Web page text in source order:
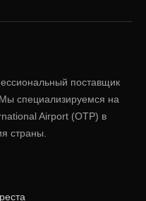
поставщик
специализируемся на
Airport (OTP) в
страны.